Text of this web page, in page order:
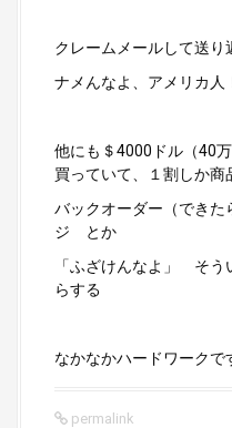
クレームメールして送
ナメんなよ、アメリカ人
他にも＄4000ドル（40
買っていて、１割しか商
バックオーダー（できた
ジ とか
「ふざけんなよ」 そう
らする
なかなかハードワークで
permalink